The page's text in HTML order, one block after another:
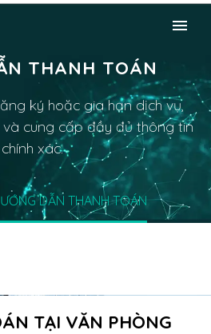
THANH TOÁN
ký hoặc gia hạn dịch vụ,
cung cấp đầy đủ thông tin
chính xác.
DẪN THANH TOÁN
TẠI VĂN PHÒNG